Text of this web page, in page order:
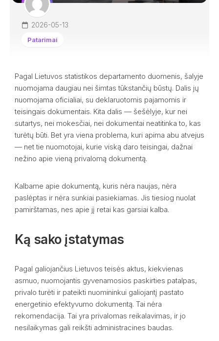
2026-05-13
Patarimai
Pagal Lietuvos statistikos departamento duomenis, šalyje
nuomojama daugiau nei šimtas tūkstančių būstų. Dalis jų
nuomojama oficialiai, su deklaruotomis pajamomis ir
teisingais dokumentais. Kita dalis — šešėlyje, kur nei
sutartys, nei mokesčiai, nei dokumentai neatitinka to, kas
turėtų būti. Bet yra viena problema, kuri apima abu atvejus
— net tie nuomotojai, kurie viską daro teisingai, dažnai
nežino apie vieną privalomą dokumentą.
Kalbame apie dokumentą, kuris nėra naujas, nėra
paslėptas ir nėra sunkiai pasiekiamas. Jis tiesiog nuolat
pamirštamas, nes apie jį retai kas garsiai kalba.
Ką sako įstatymas
Pagal galiojančius Lietuvos teisės aktus, kiekvienas
asmuo, nuomojantis gyvenamosios paskirties patalpas,
privalo turėti ir pateikti nuomininkui galiojantį pastato
energetinio efektyvumo dokumentą. Tai nėra
rekomendacija. Tai yra privalomas reikalavimas, ir jo
nesilaikymas gali reikšti administracines baudas.